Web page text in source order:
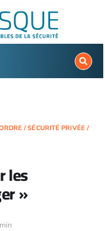
/SÉCURITÉ PRIVÉE /
les
»